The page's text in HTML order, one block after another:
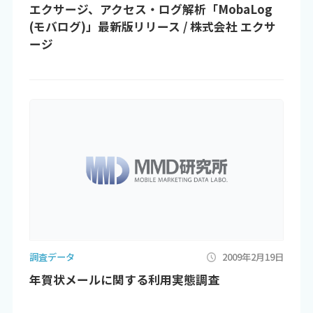
エクサージ、アクセス・ログ解析「MobaLog
(モバログ)」最新版リリース / 株式会社 エクサ
ージ
調査データ 2009年2月19日
年賀状メールに関する利用実態調査